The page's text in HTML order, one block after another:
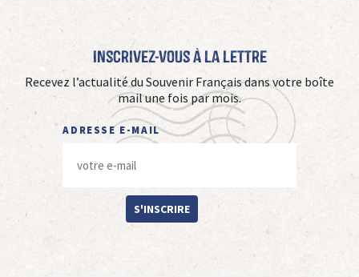
Inscrivez-vous à La Lettre
Recevez l’actualité du Souvenir Français dans votre boîte
mail une fois par mois.
ADRESSE E-MAIL
S'INSCRIRE